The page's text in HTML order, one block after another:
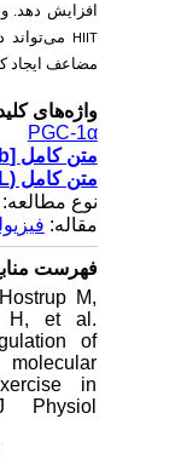
افزایش دهد. و
HIITمی‌تواند
مضاعف ایجاد
واژه‌های
PGC-1α
متن کامل[PDF 729 kb]
متن کامل (HTML)
نوع مطالعه:
مقاله:
فهرست منابع
Hostrup M,
H, et al.
of
in
Physiol